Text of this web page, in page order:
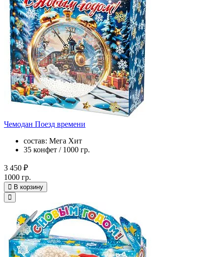
Чемодан Поезд времени
состав: Мега Хит
35 конфет / 1000 гр.
3 450 ₽
1000 гр.
В корзину